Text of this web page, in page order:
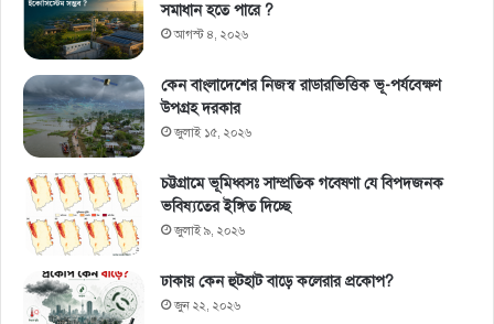
সমাধান হতে পারে ?
আগস্ট ৪, ২০২৬
কেন বাংলাদেশের নিজস্ব রাডারভিত্তিক ভূ-পর্যবেক্ষণ
উপগ্রহ দরকার
জুলাই ১৫, ২০২৬
চট্টগ্রামে ভূমিধ্বসঃ সাম্প্রতিক গবেষণা যে বিপদজনক
ভবিষ্যতের ইঙ্গিত দিচ্ছে
জুলাই ৯, ২০২৬
ঢাকায় কেন হুটহাট বাড়ে কলেরার প্রকোপ?
জুন ২২, ২০২৬